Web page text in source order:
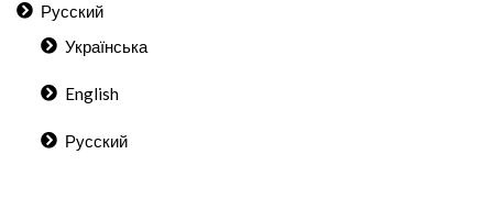
Русский
Українська
English
Русский